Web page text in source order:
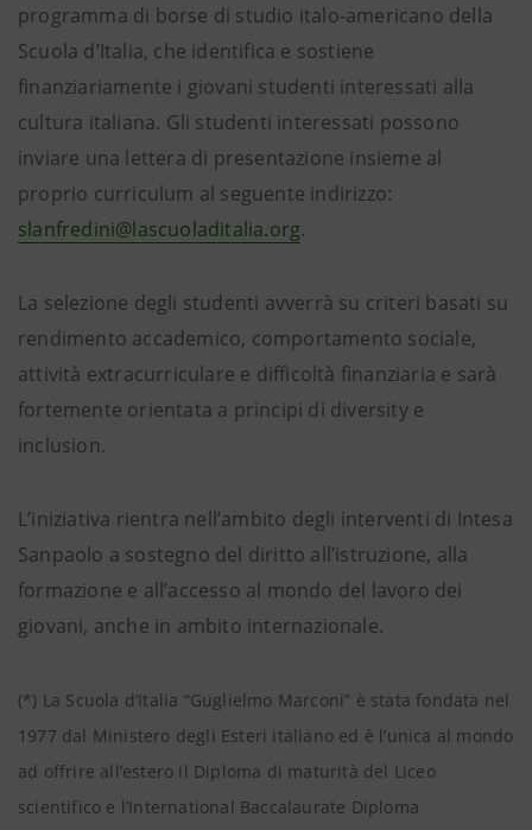
programma di borse di studio italo-americano della
Scuola d’Italia, che identifica e sostiene
finanziariamente i giovani studenti interessati alla
cultura italiana. Gli studenti interessati possono
inviare una lettera di presentazione insieme al
proprio curriculum al seguente indirizzo:
slanfredini@lascuoladitalia.org.
La selezione degli studenti avverrà su criteri basati su
rendimento accademico, comportamento sociale,
attività extracurriculare e difficoltà finanziaria e sarà
fortemente orientata a principi di diversity e
inclusion.
L’iniziativa rientra nell’ambito degli interventi di Intesa
Sanpaolo a sostegno del diritto all’istruzione, alla
formazione e all’accesso al mondo del lavoro dei
giovani, anche in ambito internazionale.
(*) La Scuola d’Italia “Guglielmo Marconi” è stata fondata nel
1977 dal Ministero degli Esteri italiano ed è l’unica al mondo
ad offrire all’estero il Diploma di maturità del Liceo
scientifico e l’International Baccalaurate Diploma